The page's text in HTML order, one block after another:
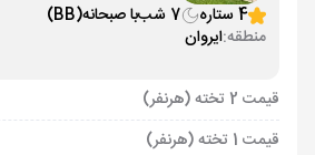
4 ستاره 7 شب با صبحانه(BB)
منطقه:ایروان
قیمت 2 تخته (هرنفر)
قیمت 1 تخته (هرنفر)